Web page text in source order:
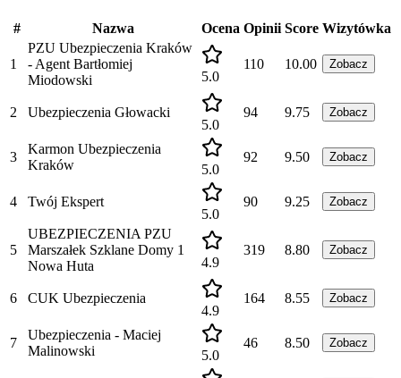
# Nazwa Ocena Opinii Score Wizytówka
1
PZU Ubezpieczenia Kraków
- Agent Bartłomiej
Miodowski
5.0
110 10.00 Zobacz
2
Ubezpieczenia Głowacki
5.0
94 9.75 Zobacz
3
Karmon Ubezpieczenia
Kraków
5.0
92 9.50 Zobacz
4
Twój Ekspert
5.0
90 9.25 Zobacz
5
UBEZPIECZENIA PZU
Marszałek Szklane Domy 1
Nowa Huta
4.9
319 8.80 Zobacz
6
CUK Ubezpieczenia
4.9
164 8.55 Zobacz
7
Ubezpieczenia - Maciej
Malinowski
5.0
46 8.50 Zobacz